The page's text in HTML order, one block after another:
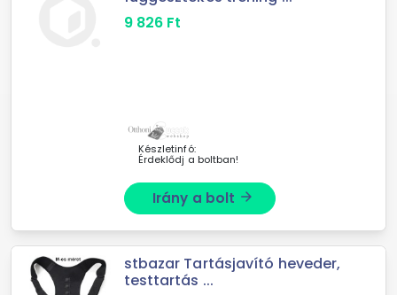
9 826 Ft
Készletinfó:
Érdeklődj a boltban!
Irány a bolt arrow_forward
stbazar Tartásjavító heveder,
testtartás ...